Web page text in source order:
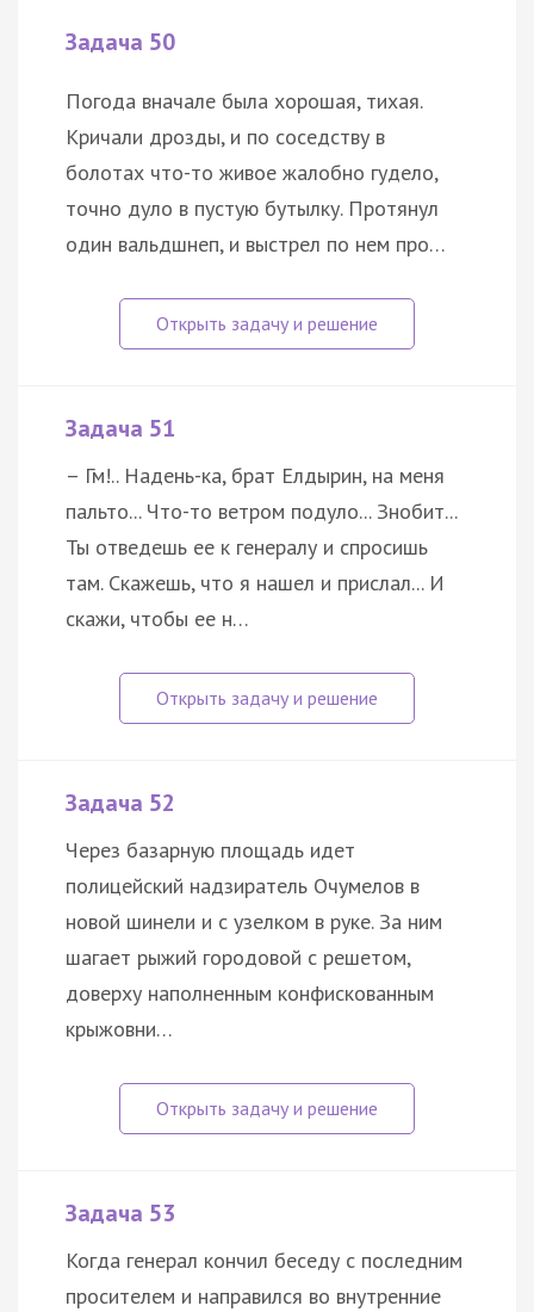
Задача 50
Погода вначале была хорошая, тихая.
Кричали дрозды, и по соседству в
болотах что-то живое жалобно гудело,
точно дуло в пустую бутылку. Протянул
один вальдшнеп, и выстрел по нем про…
Задача 51
– Гм!.. Надень-ка, брат Елдырин, на меня
пальто... Что-то ветром подуло... Знобит...
Ты отведешь ее к генералу и спросишь
там. Скажешь, что я нашел и прислал... И
скажи, чтобы ее н…
Задача 52
Через базарную площадь идет
полицейский надзиратель Очумелов в
новой шинели и с узелком в руке. За ним
шагает рыжий городовой с решетом,
доверху наполненным конфискованным
крыжовни…
Задача 53
Когда генерал кончил беседу с последним
просителем и направился во внутренние